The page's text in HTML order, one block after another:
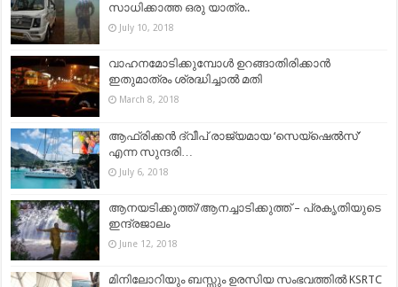
സാധിക്കാത്ത ഒരു യാത്ര..
July 10, 2018
വാഹനമോടിക്കുമ്പോള്‍ ഉറങ്ങാതിരിക്കാന്‍
ഇതുമാത്രം ശ്രദ്ധിച്ചാല്‍ മതി
March 8, 2018
ആഫ്രിക്കന്‍ ദ്വീപ് രാജ്യമായ ‘സെയ്‌ഷെൽസ്’
എന്ന സുന്ദരി…
July 6, 2018
ആനയടിക്കുത്ത്/ആനച്ചാടിക്കുത്ത് – പ്രകൃതിയുടെ
ഇന്ദ്രജാലം
June 12, 2018
മിനിലോറിയും ബസ്സും ഉരസിയ സംഭവത്തില്‍ KSRTC